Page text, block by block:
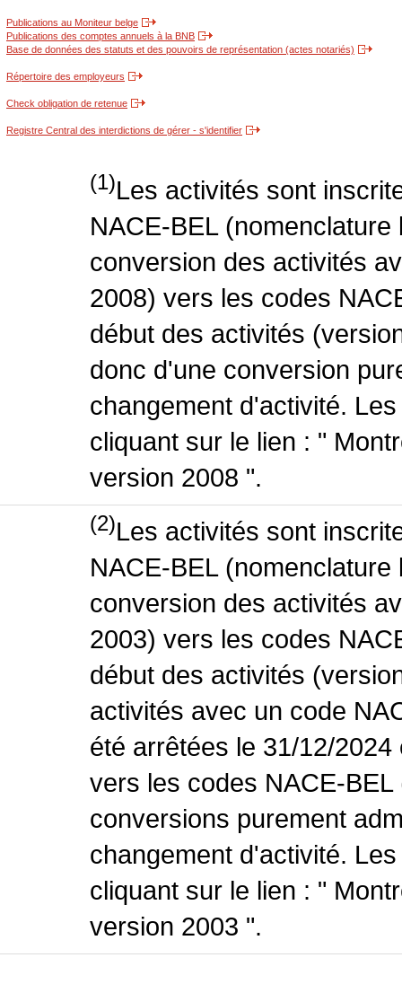
Publications au Moniteur belge
Publications des comptes annuels à la BNB
Base de données des statuts et des pouvoirs de représentation (actes notariés)
Répertoire des employeurs
Check obligation de retenue
Registre Central des interdictions de gérer - s'identifier
(1)Les activités sont
NACE-BEL
conversion des activités
2008) vers les codes
début des activités
donc d'une conversion
changement d'activité.
cliquant sur le lien : "
version 2008 ".
(2)Les activités sont
NACE-BEL
conversion des activités
2003) vers les codes
début des activités
activités avec un code
été arrêtées le 31/12/
vers les codes NACE-
conversions purement
changement d'activité.
cliquant sur le lien : "
version 2003 ".